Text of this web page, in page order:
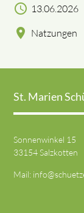
access_time 13.06.2026
location_on Natzungen
St. Marien
Sonnenwinkel 15
33154 Salzkotten
Mail: